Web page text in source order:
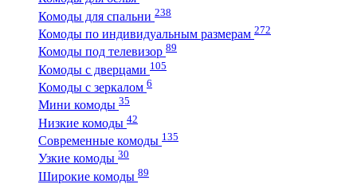
Комоды для спальни 238
Комоды по индивидуальным размерам 272
Комоды под телевизор 89
Комоды с дверцами 105
Комоды с зеркалом 6
Мини комоды 35
Низкие комоды 42
Современные комоды 135
Узкие комоды 30
Широкие комоды 89